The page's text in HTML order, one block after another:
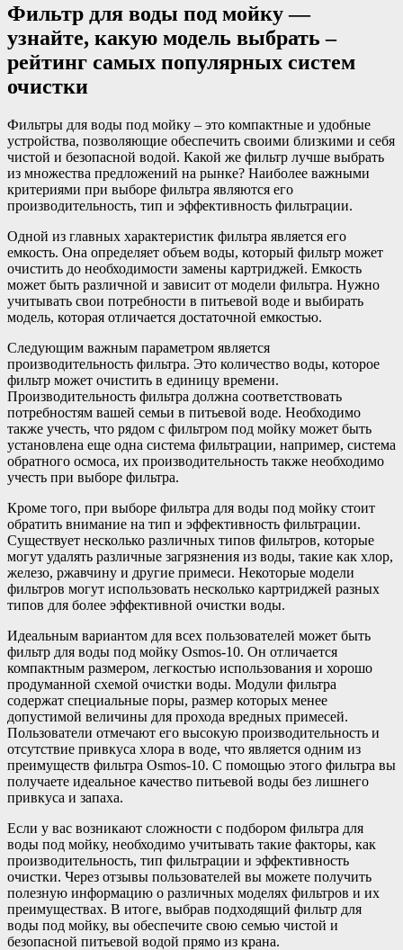
Фильтр для воды под мойку —
узнайте, какую модель выбрать –
рейтинг самых популярных систем
очистки
Фильтры для воды под мойку – это компактные и удобные
устройства, позволяющие обеспечить своими близкими и себя
чистой и безопасной водой. Какой же фильтр лучше выбрать
из множества предложений на рынке? Наиболее важными
критериями при выборе фильтра являются его
производительность, тип и эффективность фильтрации.
Одной из главных характеристик фильтра является его
емкость. Она определяет объем воды, который фильтр может
очистить до необходимости замены картриджей. Емкость
может быть различной и зависит от модели фильтра. Нужно
учитывать свои потребности в питьевой воде и выбирать
модель, которая отличается достаточной емкостью.
Следующим важным параметром является
производительность фильтра. Это количество воды, которое
фильтр может очистить в единицу времени.
Производительность фильтра должна соответствовать
потребностям вашей семьи в питьевой воде. Необходимо
также учесть, что рядом с фильтром под мойку может быть
установлена еще одна система фильтрации, например, система
обратного осмоса, их производительность также необходимо
учесть при выборе фильтра.
Кроме того, при выборе фильтра для воды под мойку стоит
обратить внимание на тип и эффективность фильтрации.
Существует несколько различных типов фильтров, которые
могут удалять различные загрязнения из воды, такие как хлор,
железо, ржавчину и другие примеси. Некоторые модели
фильтров могут использовать несколько картриджей разных
типов для более эффективной очистки воды.
Идеальным вариантом для всех пользователей может быть
фильтр для воды под мойку Osmos-10. Он отличается
компактным размером, легкостью использования и хорошо
продуманной схемой очистки воды. Модули фильтра
содержат специальные поры, размер которых менее
допустимой величины для прохода вредных примесей.
Пользователи отмечают его высокую производительность и
отсутствие привкуса хлора в воде, что является одним из
преимуществ фильтра Osmos-10. С помощью этого фильтра вы
получаете идеальное качество питьевой воды без лишнего
привкуса и запаха.
Если у вас возникают сложности с подбором фильтра для
воды под мойку, необходимо учитывать такие факторы, как
производительность, тип фильтрации и эффективность
очистки. Через отзывы пользователей вы можете получить
полезную информацию о различных моделях фильтров и их
преимуществах. В итоге, выбрав подходящий фильтр для
воды под мойку, вы обеспечите свою семью чистой и
безопасной питьевой водой прямо из крана.